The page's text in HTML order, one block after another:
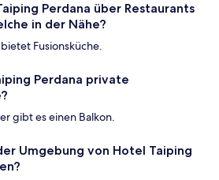
Perdana über Restaurants
in der Nähe?
Fusionsküche.
Perdana private
gibt es einen Balkon.
Umgebung von Hotel Taiping